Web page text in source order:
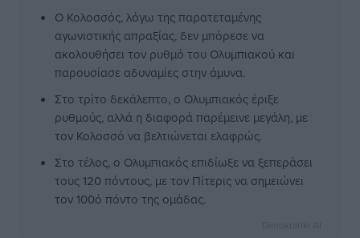
Ο Κολοσσός, λόγω της παρατεταμένης
αγωνιστικής απραξίας, δεν μπόρεσε να
ακολουθήσει τον ρυθμό του Ολυμπιακού και
παρουσίασε αδυναμίες στην άμυνα.
Στο τρίτο δεκάλεπτο, ο Ολυμπιακός έριξε
ρυθμούς, αλλά η διαφορά παρέμεινε μεγάλη, με
τον Κολοσσό να βελτιώνεται ελαφρώς.
Στο τέλος, ο Ολυμπιακός επιδίωξε να ξεπεράσει
τους 120 πόντους, με τον Πίτερις να σημειώνει
τον 100ό πόντο της ομάδας.